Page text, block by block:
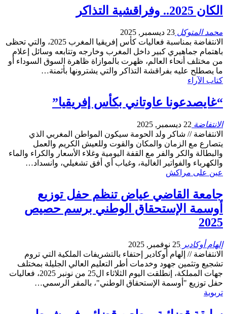
الكان 2025.. وفراقشية التذاكر
محمد المتوكل 23 ديسمبر, 2025
الانتفاضة بمناسبة فعاليات كأس إفريقيا المغرب 2025، والتي تحظى
باهتمام جماهيري كبير داخل المغرب وخارجه وتتابعه وسائل إعلام
من مختلف أنحاء العالم، ظهرت بالموازاة ظاهرة السوق السوداء أو
ما يصطلح عليه بفراقشة التذاكر والتي يشترونها بأثمنة…
كتاب الآراء
“غايصدعونا عاوتاني بكأس إفريقيا”
الانتفاضة 22 ديسمبر, 2025
الانتفاضة // شاكر ولد الحومة سيكون المواطن المغربي الذي
يتصارع مع الزمان والمكان والقوت وللعيش الكريم والعمل
والبطالة والكر والفر مع القفة اليومية وغلاء الأسعار والكراء والماء
والكهرباء والفواتير الغالية، وغياب أي أفق تشغيلي، وانسداد…
عين على مراكش
جامعة القاضي عياض تنظم حفل توزيع
أوسمة الإستحقاق الوطني برسم حصيص
2025
إلهام أوكادير 25 نوفمبر, 2025
الانتفاضة // إلهام أوكادير إحتفاء بالتشريفات الملكية التي تروم
تشجيع وتثمين جهود وخدمات أطر التعليم العالي الجليلة بمختلف
جهات المملكة، إنطلقت اليوم الثلاثاء ال25 من نونبر 2025، فعاليات
حفل توزيع "أوسمة الإستحقاق الوطني"، بالمقر الرسمي…
تربوية